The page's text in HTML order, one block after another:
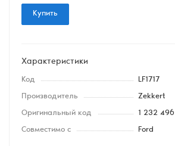
Купить
Характеристики
Код LF1717
Производитель Zekkert
Оригинальный код 1 232 496
Совместимо с Ford